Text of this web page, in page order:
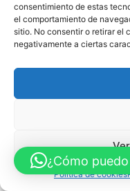
consentimiento de estas
el comportamiento de
sitio. No consentir o retirar el
negativamente a ciertas
Política de cookies
¿Cómo